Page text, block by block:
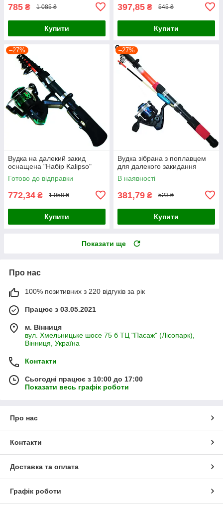
785 ₴ 1 085 ₴
Купити
397,85 ₴ 545 ₴
Купити
–27%
Вудка на далекий закид
оснащена "Набір Kalipso"
Готово до відправки
772,34 ₴ 1 058 ₴
Купити
–27%
Вудка зібрана з поплавцем
для далекого закидання
В наявності
381,79 ₴ 523 ₴
Купити
Показати ще
Про нас
100% позитивних з 220 відгуків за рік
Працює з 03.05.2021
м. Вінниця
вул. Хмельницьке шосе 75 б ТЦ "Пасаж" (Лісопарк),
Вінниця, Україна
Контакти
Сьогодні працює з 10:00 до 17:00
Показати весь графік роботи
Про нас
Контакти
Доставка та оплата
Графік роботи